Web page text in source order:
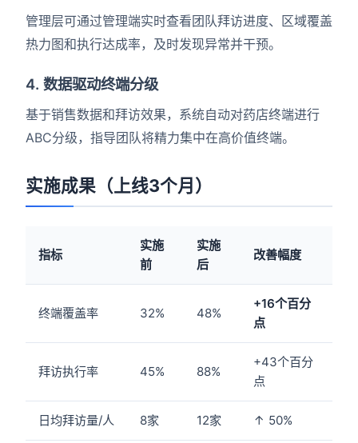
管理层可通过管理端实时查看团队拜访进度、区域覆盖
热力图和执行达成率，及时发现异常并干预。
4. 数据驱动终端分级
基于销售数据和拜访效果，系统自动对药店终端进行
ABC分级，指导团队将精力集中在高价值终端。
实施成果（上线3个月）
指标
实施
前
实施
后
改善幅度
终端覆盖率 32% 48%
+16个百分
点
拜访执行率 45% 88%
+43个百分
点
日均拜访量/人 8家 12家 ↑ 50%